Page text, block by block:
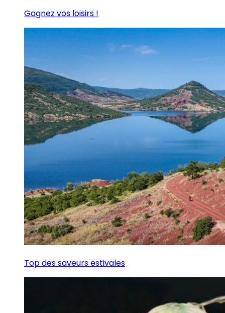
Gagnez vos loisirs !
Top des saveurs estivales